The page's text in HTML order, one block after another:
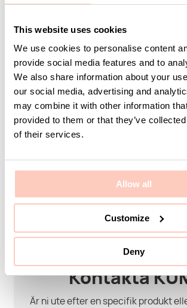
This website uses cookies
We use cookies to personalise content
provide social media features and to
We also share information about your
our social media, advertising and
may combine it with other information
provided to them or that they’ve
of their services.
Allow all
Customize
Deny
Artikelnummer 8-921-
97
Skohylla
Dropplåt
Kontakta
Är ni ute efter en specifik produkt